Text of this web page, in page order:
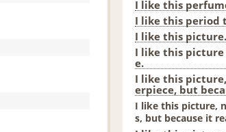
I like this
I like this period
I like this picture.
I like this
e.
I like this
erpiece, but
I like this picture,
s, but because it